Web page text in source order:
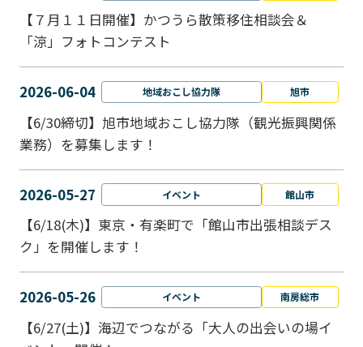
【７月１１日開催】かつうら散策移住相談会＆
「涼」フォトコンテスト
2026-06-04 地域おこし協力隊 旭市
【6/30締切】旭市地域おこし協力隊（観光振興関係
業務）を募集します！
2026-05-27 イベント 館山市
【6/18(木)】東京・有楽町で「館山市出張相談デス
ク」を開催します！
2026-05-26 イベント 南房総市
【6/27(土)】海辺でつながる「大人の出会いの場イ